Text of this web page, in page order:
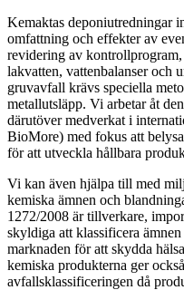
Kemaktas deponiutredningar
omfattning och effekter av
revidering av
lakvatten, vattenbalanser och
gruvavfall krävs speciella
metallutsläpp. Vi arbetar åt
därutöver medverkat i
BioMore) med fokus att
för att utveckla hållbara
Vi kan även hjälpa till med
kemiska ämnen och
1272/2008 är tillverkare,
skyldiga att klassificera
marknaden för att skydda
kemiska produkterna ger
avfallsklassificeringen då